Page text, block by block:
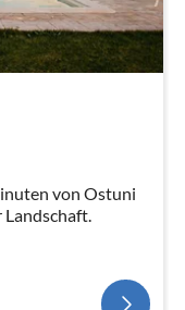
von Ostuni